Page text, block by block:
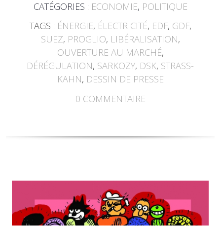
CATÉGORIES : ECONOMIE, POLITIQUE
TAGS : ÉNERGIE, ÉLECTRICITÉ, EDF, GDF,
SUEZ, PROGLIO, LIBÉRALISATION,
OUVERTURE AU MARCHÉ,
DÉRÉGULATION, SARKOZY, DSK, STRASS-
KAHN, DESSIN DE PRESSE
0 COMMENTAIRE